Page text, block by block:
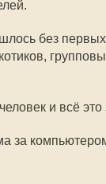
без
и всё это
за